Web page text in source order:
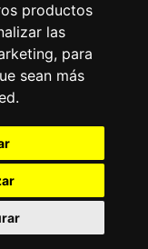
productos
las
, para
sean más
.
privacidad